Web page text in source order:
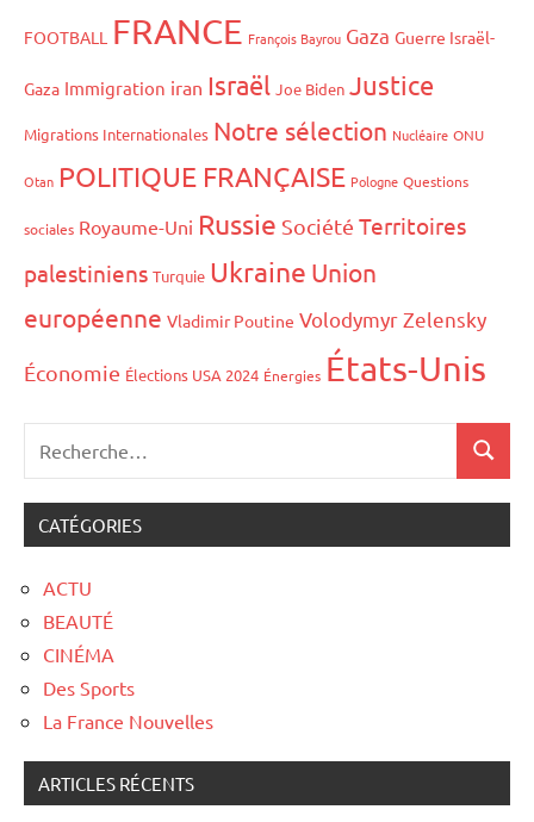
FOOTBALL FRANCE François Bayrou Gaza Guerre Israël-
Gaza Immigration iran Israël Joe Biden Justice
Migrations Internationales Notre sélection Nucléaire ONU
Otan POLITIQUE FRANÇAISE Pologne Questions
sociales Royaume-Uni Russie Société Territoires
palestiniens Turquie Ukraine Union
européenne Vladimir Poutine Volodymyr Zelensky
Économie Élections USA 2024 Énergies États-Unis
CATÉGORIES
ACTU
BEAUTÉ
CINÉMA
Des Sports
La France Nouvelles
ARTICLES RÉCENTS